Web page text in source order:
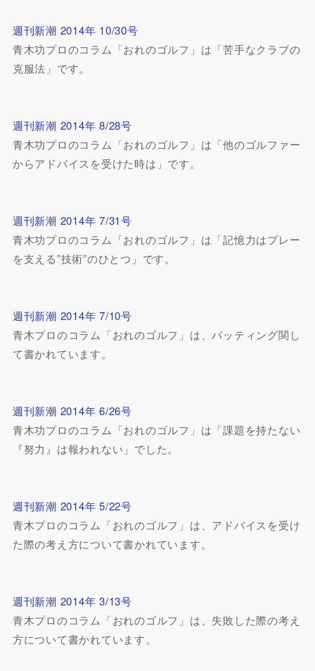
週刊新潮 2014年 10/30号
青木功プロのコラム「おれのゴルフ」は「苦手なクラブの
克服法」です。
週刊新潮 2014年 8/28号
青木功プロのコラム「おれのゴルフ」は「他のゴルファー
からアドバイスを受けた時は」です。
週刊新潮 2014年 7/31号
青木功プロのコラム「おれのゴルフ」は「記憶力はプレー
を支える”技術”のひとつ」です。
週刊新潮 2014年 7/10号
青木プロのコラム「おれのゴルフ」は、パッティング関し
て書かれています。
週刊新潮 2014年 6/26号
青木功プロのコラム「おれのゴルフ」は「課題を持たない
『努力』は報われない」でした。
週刊新潮 2014年 5/22号
青木プロのコラム「おれのゴルフ」は、アドバイスを受け
た際の考え方について書かれています。
週刊新潮 2014年 3/13号
青木プロのコラム「おれのゴルフ」は、失敗した際の考え
方について書かれています。